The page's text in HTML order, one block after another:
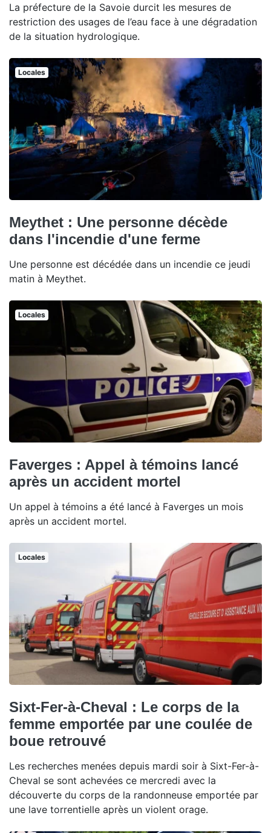
La préfecture de la Savoie durcit les mesures de
restriction des usages de l’eau face à une dégradation
de la situation hydrologique.
Locales
Meythet : Une personne décède
dans l'incendie d'une ferme
Une personne est décédée dans un incendie ce jeudi
matin à Meythet.
Locales
Faverges : Appel à témoins lancé
après un accident mortel
Un appel à témoins a été lancé à Faverges un mois
après un accident mortel.
Locales
Sixt-Fer-à-Cheval : Le corps de la
femme emportée par une coulée de
boue retrouvé
Les recherches menées depuis mardi soir à Sixt-Fer-à-
Cheval se sont achevées ce mercredi avec la
découverte du corps de la randonneuse emportée par
une lave torrentielle après un violent orage.